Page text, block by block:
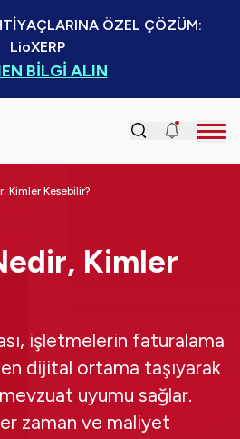
ÖZEL ÇÖZÜM:
LioXERP
BİLGİ ALIN
Kimler Kesebilir?
Kimler
işletmelerin faturalama
dijital ortama taşıyarak
uyumu sağlar.
zaman ve maliyet